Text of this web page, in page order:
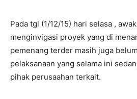
Pada tgl (1/12/15) hari selasa ,
menginvigasi proyek yang di
pemenang terder masih juga
pelaksanaan yang selama ini
pihak perusaahan terkait.